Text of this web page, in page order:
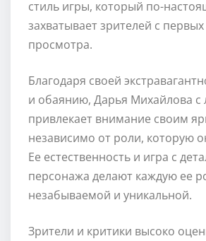
стиль игры, который по-
захватывает зрителей с
просмотра.
Благодаря своей
и обаянию, Дарья Михайлова с
привлекает внимание своим
независимо от роли, которую
Ее естественность и игра с
персонажа делают каждую ее
незабываемой и уникальной.
Зрители и критики высоко